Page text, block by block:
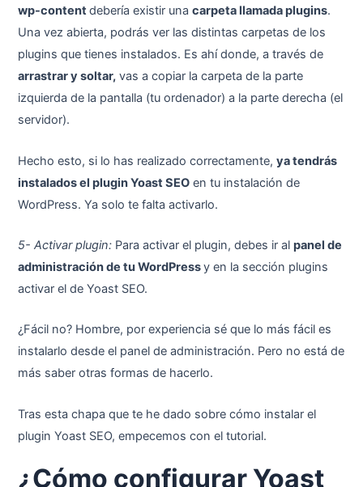
wp-contentdebería existir unacarpeta llamada plugins.
Una vez abierta, podrás ver las distintas carpetas de los
plugins que tienes instalados. Es ahí donde, a través de
arrastrar y soltar, vas a copiar la carpeta de la parte
izquierda de la pantalla (tu ordenador) a la parte derecha (el
servidor).
Hecho esto, si lo has realizado correctamente,ya tendrás
instalados el plugin Yoast SEO en tu instalación de
WordPress. Ya solo te falta activarlo.
5- Activar plugin: Para activar el plugin, debes ir alpanel de
administración de tu WordPressy en la sección plugins
activar el de Yoast SEO.
¿Fácil no? Hombre, por experiencia sé que lo más fácil es
instalarlo desde el panel de administración. Pero no está de
más saber otras formas de hacerlo.
Tras esta chapa que te he dado sobre cómo instalar el
plugin Yoast SEO, empecemos con el tutorial.
¿Cómo configurar Yoast